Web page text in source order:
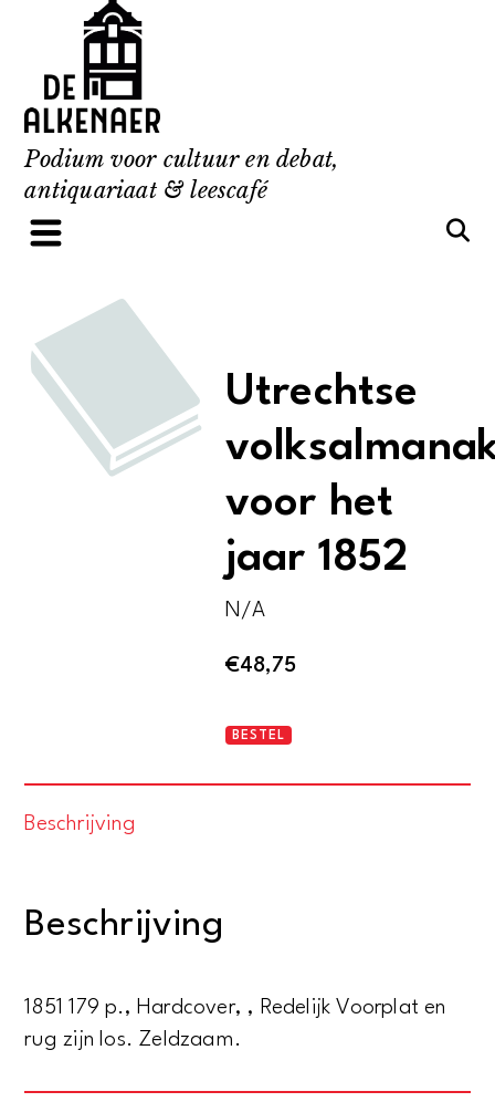
content
Podium voor cultuur en debat,
antiquariaat & leescafé
Utrechtse
voor het
jaar 1852
N/A
€48,75
Utrechtse
BESTEL
Beschrijving
Beschrijving
1851 179 p., Hardcover, , Redelijk Voorplat en
rug zijn los. Zeldzaam.